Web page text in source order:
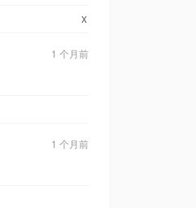
x
1 个月前
1 个月前